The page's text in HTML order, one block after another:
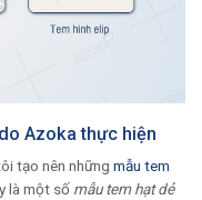
Azoka thực hiện
tạo nên những mẫu tem
là một số mẫu tem hạt dẻ